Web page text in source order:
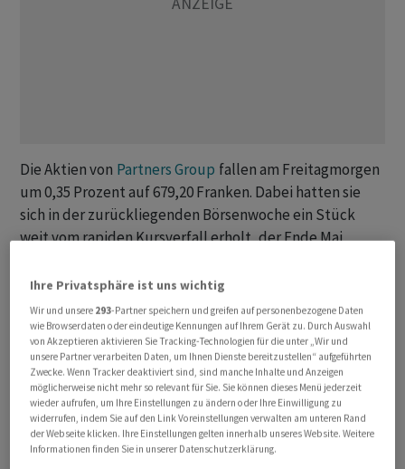
Die Aktien von Partners Group fallen am Freitagmorgen
um 0,35 Prozent auf 679,20 Franken. Dabei hatten sie
sich in der zurückliegenden Börsenwoche ein Stück
weit vom rapiden Kursverfall erholt, der Ende Mai
Franken vom Herbst 2021 sind die Titel des
Privatmarktspezialisten um 60 Prozent auf dem
gegenwärtigen Stand gefallen, der zugleich einem
Sechs-Jahres-Tief entspricht.
Druck auf die Aktie übt am heutigen Freitag der
zuständige Analyst derCitigroupaus. Er bleibt
hinsichtlich europäischer alternativer
Ihre Privatsphäre ist uns wichtig
Wir und unsere 293-Partner speichern und greifen auf personenbezogene Daten
wie Browserdaten oder eindeutige Kennungen auf Ihrem Gerät zu. Durch Auswahl
von Akzeptieren aktivieren Sie Tracking-Technologien für die unter „Wir und
unsere Partner verarbeiten Daten, um Ihnen Dienste bereitzustellen“ aufgeführten
Zwecke. Wenn Tracker deaktiviert sind, sind manche Inhalte und Anzeigen
möglicherweise nicht mehr so relevant für Sie. Sie können dieses Menü jederzeit
wieder aufrufen, um Ihre Einstellungen zu ändern oder Ihre Einwilligung zu
widerrufen, indem Sie auf den Link Voreinstellungen verwalten am unteren Rand
der Webseite klicken. Ihre Einstellungen gelten innerhalb unseres Website. Weitere
Informationen finden Sie in unserer Datenschutzerklärung.